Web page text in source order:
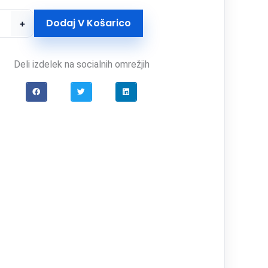
+ Dodaj V Košarico
Deli izdelek na socialnih omrežjih